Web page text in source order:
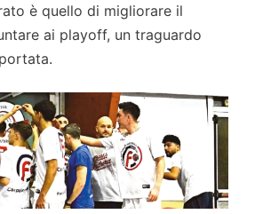
è quello di migliorare il
ai playoff, un traguardo